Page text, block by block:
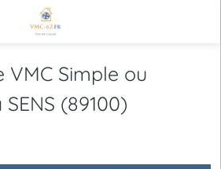
VMC Simple ou
(89100)